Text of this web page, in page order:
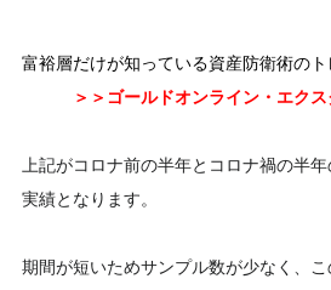
富裕層だけが知っている資産防衛術のト
＞＞ゴールドオンライン・エクス
上記がコロナ前の半年とコロナ禍の半
実績となります。
期間が短いためサンプル数が少なく、